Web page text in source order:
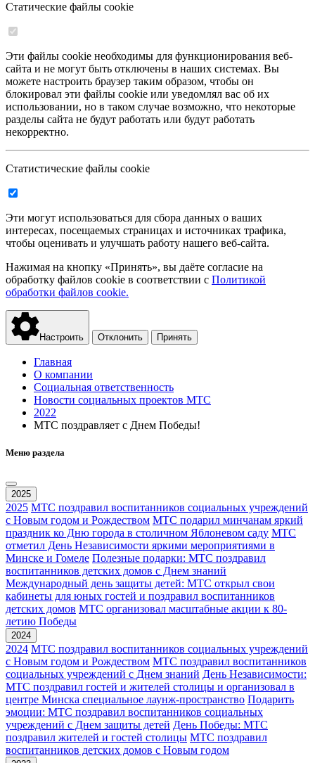
Статические файлы cookie
Эти файлы cookie необходимы для функционирования веб-
сайта и не могут быть отключены в наших системах. Вы
можете настроить браузер таким образом, чтобы он
блокировал эти файлы cookie или уведомлял вас об их
использовании, но в таком случае возможно, что некоторые
разделы сайта не будут работать или будут работать
некорректно.
Статистические файлы cookie
Эти могут использоваться для сбора данных о ваших
интересах, посещаемых страницах и источниках трафика,
чтобы оценивать и улучшать работу нашего веб-сайта.
Нажимая на кнопку «Принять», вы даёте согласие на
обработку файлов cookie в соответствии с Политикой
обработки файлов cookie.
Настроить Отклонить Принять
Главная
О компании
Социальная ответственность
Новости социальных проектов МТС
2022
МТС поздравляет с Днем Победы!
Меню раздела
2025
2025 МТС поздравил воспитанников социальных учреждений
с Новым годом и Рождеством МТС подарил минчанам яркий
праздник ко Дню города в столичном Яблоневом саду МТС
отметил День Независимости яркими мероприятиями в
Минске и Гомеле Полезные подарки: МТС поздравил
воспитанников детских домов с Днем знаний
Международный день защиты детей: МТС открыл свои
кабинеты для юных гостей и поздравил воспитанников
детских домов МТС организовал масштабные акции к 80-
летию Победы
2024
2024 МТС поздравил воспитанников социальных учреждений
с Новым годом и Рождеством МТС поздравил воспитанников
социальных учреждений с Днем знаний День Независимости:
МТС поздравил гостей и жителей столицы и организовал в
центре Минска специальное лаунж-пространство Подарить
эмоции: МТС поздравил воспитанников социальных
учреждений с Днем защиты детей День Победы: МТС
поздравил жителей и гостей столицы МТС поздравил
воспитанников детских домов с Новым годом